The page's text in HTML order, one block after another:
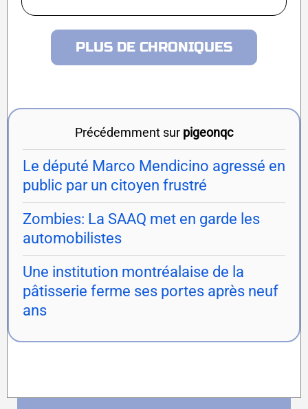
PLUS DE CHRONIQUES
Précédemment sur pigeonqc
Le député Marco Mendicino agressé en
public par un citoyen frustré
Zombies: La SAAQ met en garde les
automobilistes
Une institution montréalaise de la
pâtisserie ferme ses portes après neuf
ans